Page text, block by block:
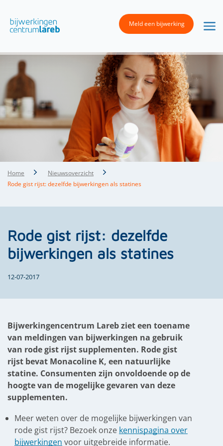
Meld een bijwerking
Home
Nieuwsoverzicht
Rode gist rijst: dezelfde bijwerkingen als statines
Rode gist rijst: dezelfde
bijwerkingen als statines
12-07-2017
Bijwerkingencentrum Lareb ziet een toename
van meldingen van bijwerkingen na gebruik
van rode gist rijst supplementen. Rode gist
rijst bevat Monacoline K, een natuurlijke
statine. Consumenten zijn onvoldoende op de
hoogte van de mogelijke gevaren van deze
supplementen.
Meer weten over de mogelijke bijwerkingen van
rode gist rijst? Bezoek onze kennispagina over
bijwerkingen voor uitgebreide informatie.